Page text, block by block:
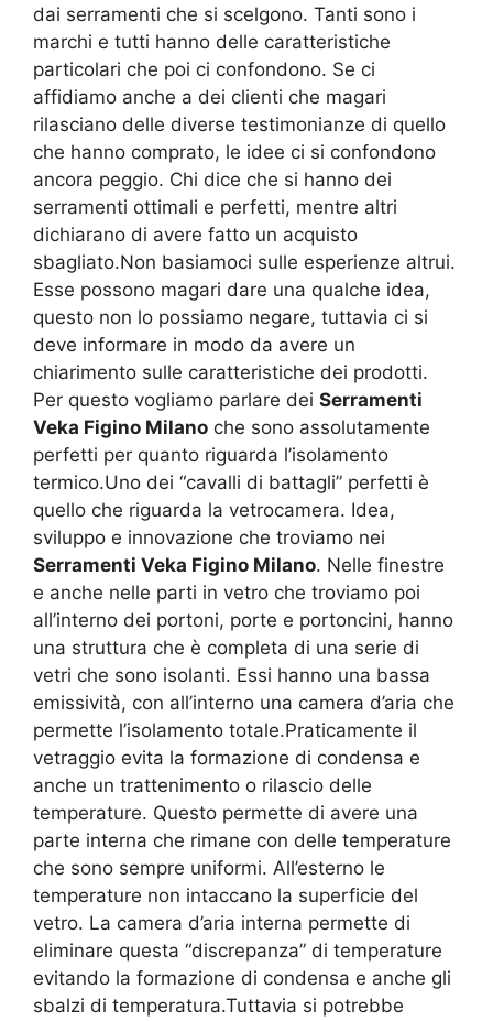
dai serramenti che si scelgono. Tanti sono i
marchi e tutti hanno delle caratteristiche
particolari che poi ci confondono. Se ci
affidiamo anche a dei clienti che magari
rilasciano delle diverse testimonianze di quello
che hanno comprato, le idee ci si confondono
ancora peggio. Chi dice che si hanno dei
serramenti ottimali e perfetti, mentre altri
dichiarano di avere fatto un acquisto
sbagliato.Non basiamoci sulle esperienze altrui.
Esse possono magari dare una qualche idea,
questo non lo possiamo negare, tuttavia ci si
deve informare in modo da avere un
chiarimento sulle caratteristiche dei prodotti.
Per questo vogliamo parlare dei Serramenti
Veka Figino Milano che sono assolutamente
perfetti per quanto riguarda l’isolamento
termico.Uno dei “cavalli di battagli” perfetti è
quello che riguarda la vetrocamera. Idea,
sviluppo e innovazione che troviamo nei
Serramenti Veka Figino Milano. Nelle finestre
e anche nelle parti in vetro che troviamo poi
all’interno dei portoni, porte e portoncini, hanno
una struttura che è completa di una serie di
vetri che sono isolanti. Essi hanno una bassa
emissività, con all’interno una camera d’aria che
permette l’isolamento totale.Praticamente il
vetraggio evita la formazione di condensa e
anche un trattenimento o rilascio delle
temperature. Questo permette di avere una
parte interna che rimane con delle temperature
che sono sempre uniformi. All’esterno le
temperature non intaccano la superficie del
vetro. La camera d’aria interna permette di
eliminare questa “discrepanza” di temperature
evitando la formazione di condensa e anche gli
sbalzi di temperatura.Tuttavia si potrebbe